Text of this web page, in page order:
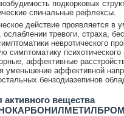
подкорковых
спинальные рефлексы.
действие проявляется в
ослаблении тревоги, страха,
невротического
симптоматику
аффективные
уменьшение аффективной
бензодиазепинов
активного вещества